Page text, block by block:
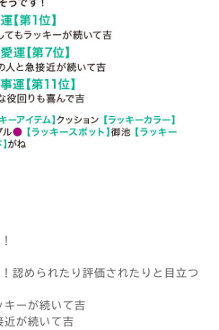
認められたり評価されたりと目立つ
ーが続いて吉
が続いて吉